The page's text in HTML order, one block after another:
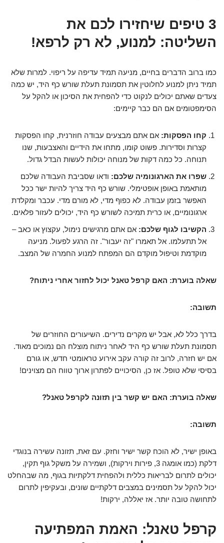
3 טיפים שיחזירו לכם את
השליטה: למנוע, לא רק לרפא!
כמו ברוב הדברים בחיים, מניעה תמיד עדיפה על ריפוי. למרות שלא
תמיד ניתן למנוע לחלוטין את תסמונת תעלת שורש כף היד, יש כמה
צעדים שאתם יכולים לנקוט כדי להפחית את הסיכון או להקל על
הסימפטומים אם הם כבר קיימים:
קחו הפסקות: אם אתם מבצעים עבודה חוזרנית, קחו הפסקות
קצרות וסדירות. פשוט קומו, מתחו את הידיים והאצבעות, שנו
תנוחה. כל כמה דקות של מנוחה יכולות לעשות הבדל גדול.
שפרו את הארגונומיה שלכם: ודאו שסביבת העבודה שלכם
מותאמת באופן אופטימלי. שורש כף היד צריך להיות ישר ככל
האפשר בזמן עבודה. לא כפוף מדי, לא מורם מדי. עכבר ומקלדת
ארגונומיים, או כרית תמיכה לשורש כף היד, יכולים לעזור פלאים.
הקשיבו לגוף שלכם: אם אתם מרגישים נימול, עקצוץ או כאב –
אל תתעלמו. אל תאמרו "זה יעבור". זה הרגע לפעול. מניעה
מוקדמת וטיפול מוקדם הם המפתח למנוע החמרה של המצב.
שאלה בוערת: האם קרפל טאנל יכול לחזור אחרי ניתוח?
תשובה:
בדרך כלל לא, אבל יש מקרים נדירים. השיעורים החוזרים של
תסמונת תעלת שורש כף היד לאחר ניתוח מוצלח הם נמוכים מאוד.
אם יש חזרה, לרוב זה קורה עקב אירוע טראומטי חדש, או גורם
בסיסי שלא טופל. אז כן, הסיכויים לפתרון ארוך טווח הם מצוינים!
שאלה בוערת: האם יש קשר בין תזונה לקרפל טאנל?
תשובה:
באופן ישיר, לא הוכח קשר ישיר וחזק. עם זאת, תזונה עשירה בנוגדי
דלקת (כמו אומגה 3, פירות וירקות), ושמירה על משקל גוף תקין,
יכולים לתרום לבריאות כללית ולהפחית דלקתיות בגוף, מה שבהחלט
יכול להקל על תסמינים במצבים דלקתיים שונים, ובעקיפין לתרום
לתחושה טובה יותר. אז יאללה, ירקות!
קרפל טאנל: האמת המפתיעה